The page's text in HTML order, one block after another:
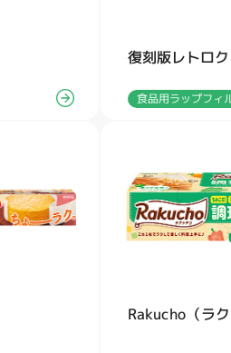
復刻版レトロ
食品用ラップフィ
Rakucho（ラ